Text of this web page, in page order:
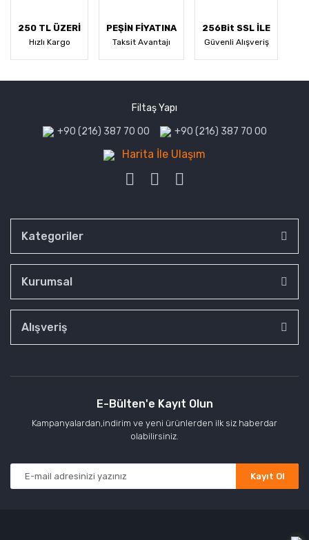
250 TL ÜZERİ
Hızlı Kargo
PEŞİN FİYATINA
Taksit Avantajı
256Bit SSL İLE
Güvenli Alışveriş
Filtaş Yapı
+90 (216) 387 70 00 +90 (216) 387 70 00
Harita İle Ulaşım
Kategoriler
Kurumsal
Alışveriş
E-Bülten'e Kayıt Olun
Kampanyalardan,indirim ve yeni ürünlerden ilk siz haberdar
olabilirsiniz.
Kayıt Ol